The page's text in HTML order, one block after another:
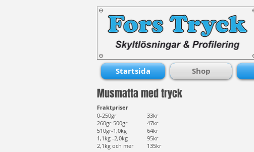
Startsida Shop
Musmatta med tryck
Fraktpriser
0-250gr
260gr-500gr
510gr-1,0kg
1,1kg -2,0kg
2,1kg och mer
33kr
47kr
64kr
95kr
135kr